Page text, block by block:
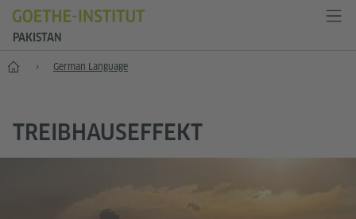
PAKISTAN
Home German Language
TREIBHAUSEFFEKT